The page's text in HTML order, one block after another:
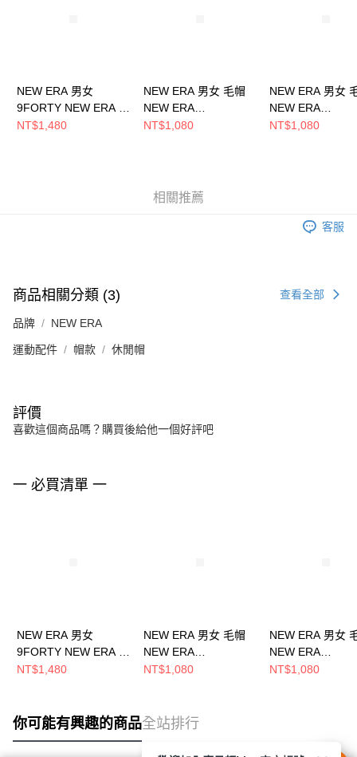
NEW ERA 男女
9FORTY NEW ERA X
TW 台灣 NE14329735
NT$1,480
NEW ERA 男女 毛帽
NEW ERA
NE70534811
NT$1,080
NEW ERA 男女
NEW ERA
NE70788570
NT$1,080
相關推薦
客服
商品相關分類 (3) 查看全部
品牌 NEW ERA
運動配件 帽款 休閒帽
評價
喜歡這個商品嗎？購買後給他一個好評吧
一 必買清單 一
NEW ERA 男女
9FORTY NEW ERA X
TW 台灣 NE14329735
NT$1,480
NEW ERA 男女 毛帽
NEW ERA
NE70534811
NT$1,080
NEW ERA 男女
NEW ERA
NE70788570
NT$1,080
你可能有興趣的商品全站排行